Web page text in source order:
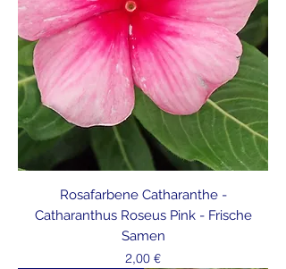
Rosafarbene Catharanthe -
Catharanthus Roseus Pink - Frische
Samen
Preis
2,00 €